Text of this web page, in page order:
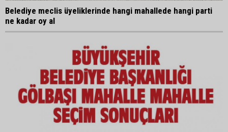
Belediye meclis üyeliklerinde hangi mahallede hangi parti
ne kadar oy al